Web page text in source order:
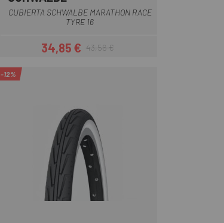
CUBIERTA SCHWALBE MARATHON RACE
TYRE 16
Precio
34,85 €Precio regular
43,56 €
-12%